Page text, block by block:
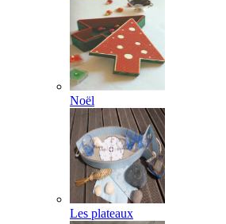
Noël
Les plateaux